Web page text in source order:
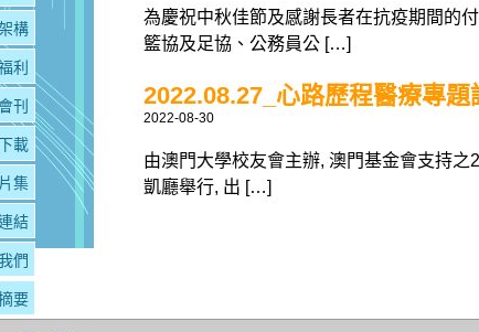
為慶祝中秋佳節及感謝長者在抗疫期間的
籃協及足協、公務員公 […]
2022.08.27_心路歷程醫療專題
2022-08-30
由澳門大學校友會主辦, 澳門基金會支持
凱廳舉行, 出 […]
構
利
刊
載
集
結
們
要